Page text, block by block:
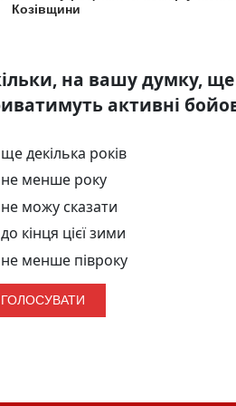
Козівщини
на вашу думку, ще
активні
ще декілька років
не менше року
не можу сказати
до кінця цієї зими
не менше півроку